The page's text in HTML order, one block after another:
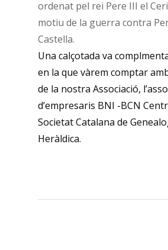
ordenat pel rei Pere III el
motiu de la guerra contra
Castella.
Una calçotada va
en la que vàrem comptar
de la nostra Associació,
d’empresaris BNI -BCN
Societat Catalana de
Heràldica.